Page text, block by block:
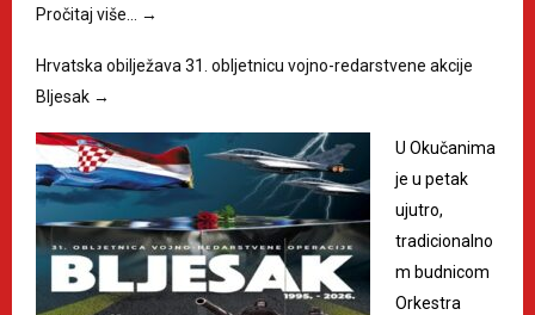
Pročitaj više…
→
Hrvatska obilježava 31. obljetnicu vojno-redarstvene akcije
Bljesak →
U Okučanima
je u petak
ujutro,
tradicionalno
m budnicom
Orkestra